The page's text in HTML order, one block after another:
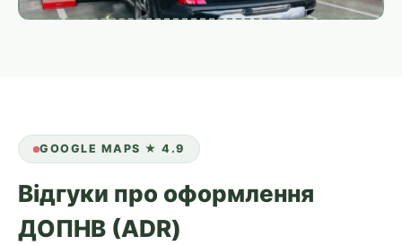
GOOGLE MAPS ★ 4.9
Відгуки про оформлення
ДОПНВ (ADR)